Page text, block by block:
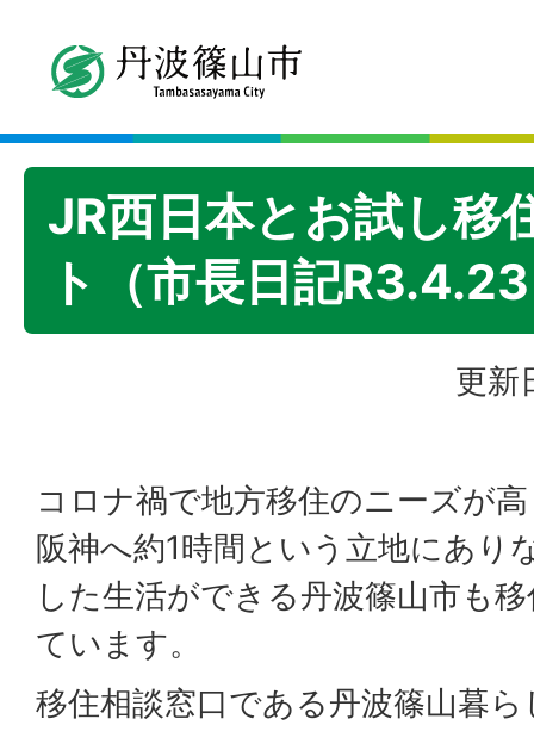
JR西日本とお試し移
ト（市長日記
更新
コロナ禍で地方移住のニーズが
阪神へ約1時間という立地にあり
した生活ができる丹波篠山市も
ています。
移住相談窓口である丹波篠山暮